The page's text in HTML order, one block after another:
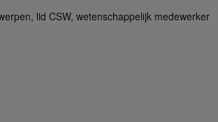
lid CSW, wetenschappelijk medewerker